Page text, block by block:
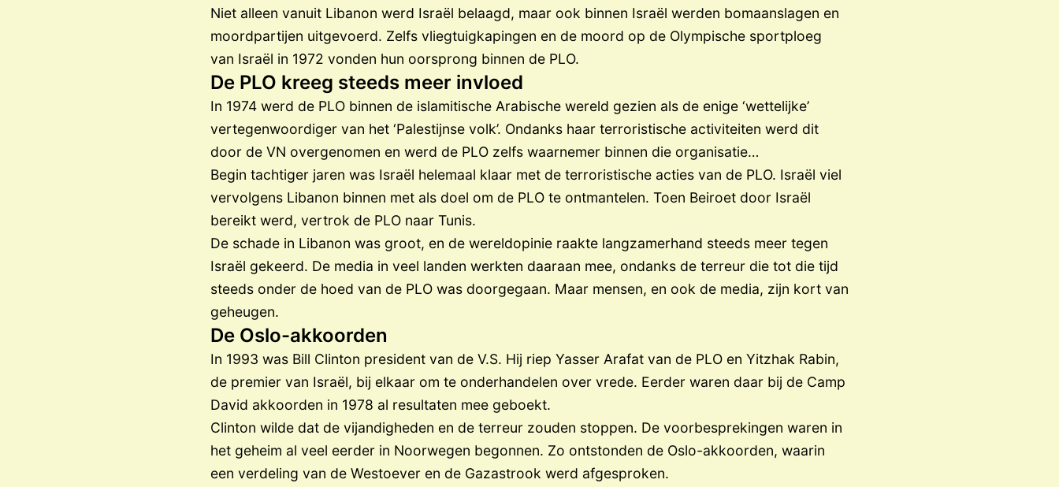
Niet alleen vanuit Libanon werd Israël belaagd, maar ook binnen Israël werden bomaanslagen en
moordpartijen uitgevoerd. Zelfs vliegtuigkapingen en de moord op de Olympische sportploeg
van Israël in 1972 vonden hun oorsprong binnen de PLO.
De PLO kreeg steeds meer invloed
In 1974 werd de PLO binnen de islamitische Arabische wereld gezien als de enige ‘wettelijke’
vertegenwoordiger van het ‘Palestijnse volk’. Ondanks haar terroristische activiteiten werd dit
door de VN overgenomen en werd de PLO zelfs waarnemer binnen die organisatie…
Begin tachtiger jaren was Israël helemaal klaar met de terroristische acties van de PLO. Israël viel
vervolgens Libanon binnen met als doel om de PLO te ontmantelen. Toen Beiroet door Israël
bereikt werd, vertrok de PLO naar Tunis.
De schade in Libanon was groot, en de wereldopinie raakte langzamerhand steeds meer tegen
Israël gekeerd. De media in veel landen werkten daaraan mee, ondanks de terreur die tot die tijd
steeds onder de hoed van de PLO was doorgegaan. Maar mensen, en ook de media, zijn kort van
geheugen.
De Oslo-akkoorden
In 1993 was Bill Clinton president van de V.S. Hij riep Yasser Arafat van de PLO en Yitzhak Rabin,
de premier van Israël, bij elkaar om te onderhandelen over vrede. Eerder waren daar bij de Camp
David akkoorden in 1978 al resultaten mee geboekt.
Clinton wilde dat de vijandigheden en de terreur zouden stoppen. De voorbesprekingen waren in
het geheim al veel eerder in Noorwegen begonnen. Zo ontstonden de Oslo-akkoorden, waarin
een verdeling van de Westoever en de Gazastrook werd afgesproken.